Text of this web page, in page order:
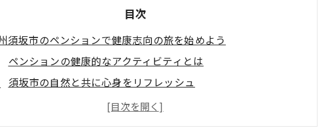
目次
須坂市のペンションで健康志向の旅を始めよう
ペンションの健康的なアクティビティとは
須坂市の自然と共に心身をリフレッシュ
健康志向の食事メニューを楽しむ
地域の特産品を活かした健康食